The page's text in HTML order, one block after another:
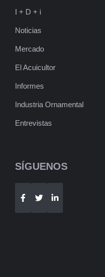
I + D + i
Noticias
Mercado
El Acuicultor
Informes
Industria Ornamental
Entrevistas
SÍGUENOS
Telegram